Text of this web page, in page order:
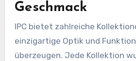
Geschmack
IPC bietet zahlreiche
einzigartige Optik und
überzeugen. Jede Kollektion